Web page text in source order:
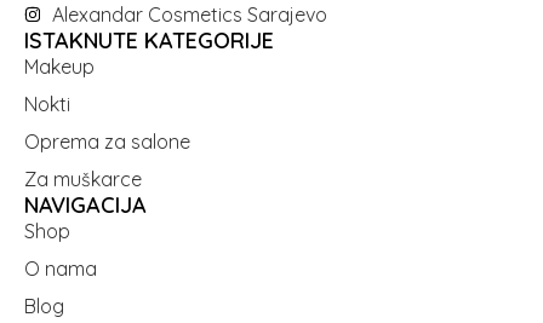
Alexandar Cosmetics Sarajevo
ISTAKNUTE KATEGORIJE
Makeup
Nokti
Oprema za salone
Za muškarce
NAVIGACIJA
Shop
O nama
Blog